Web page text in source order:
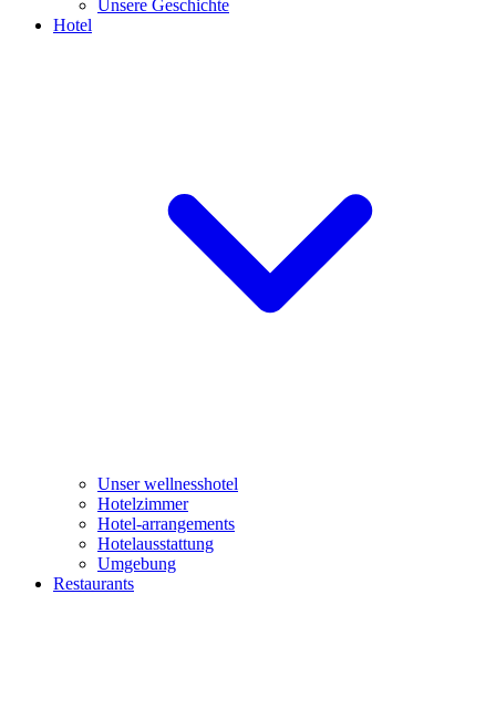
Unsere Geschichte
Hotel
Unser wellnesshotel
Hotelzimmer
Hotel-arrangements
Hotelausstattung
Umgebung
Restaurants